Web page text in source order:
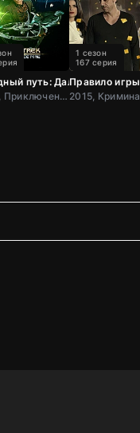
путь: Дальний космос 9
1993, Приключения, Фантастика, Боевик, Драма, США
Правило игры
1 сезон
167 серия